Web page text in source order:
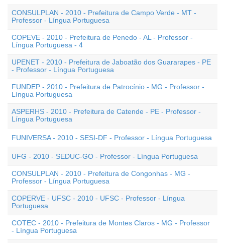
CONSULPLAN - 2010 - Prefeitura de Campo Verde - MT -
Professor - Língua Portuguesa
COPEVE - 2010 - Prefeitura de Penedo - AL - Professor -
Língua Portuguesa - 4
UPENET - 2010 - Prefeitura de Jaboatão dos Guararapes - PE
- Professor - Língua Portuguesa
FUNDEP - 2010 - Prefeitura de Patrocínio - MG - Professor -
Língua Portuguesa
ASPERHS - 2010 - Prefeitura de Catende - PE - Professor -
Língua Portuguesa
FUNIVERSA - 2010 - SESI-DF - Professor - Língua Portuguesa
UFG - 2010 - SEDUC-GO - Professor - Língua Portuguesa
CONSULPLAN - 2010 - Prefeitura de Congonhas - MG -
Professor - Língua Portuguesa
COPERVE - UFSC - 2010 - UFSC - Professor - Língua
Portuguesa
COTEC - 2010 - Prefeitura de Montes Claros - MG - Professor
- Língua Portuguesa